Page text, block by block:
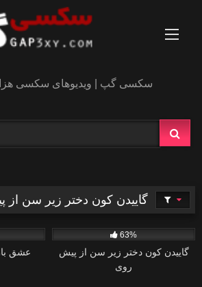
سکسی گپ | ویدیوهای سکسی
گاییدن کون دختر زیر سن از
عشق
63%
گاییدن کون دختر زیر سن از پیش
روی